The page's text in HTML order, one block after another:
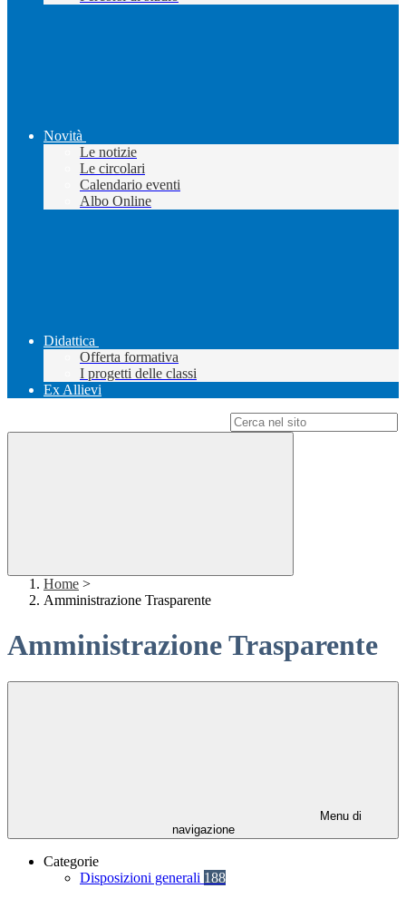
Novità
Le notizie
Le circolari
Calendario eventi
Albo Online
Didattica
Offerta formativa
I progetti delle classi
Ex Allievi
Home >
Amministrazione Trasparente
Amministrazione Trasparente
Menu di
navigazione
Categorie
Disposizioni generali 188